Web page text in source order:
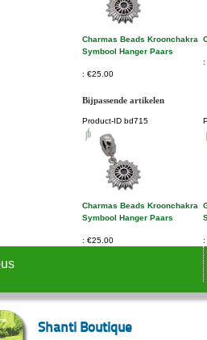
Charmas Beads Kroonchakra
Symbool Hanger Paars
€25.00
Bijpassende artikelen
Product-ID bd715
Charmas Beads Kroonchakra
Symbool Hanger Paars
€25.00
Shanti Boutique